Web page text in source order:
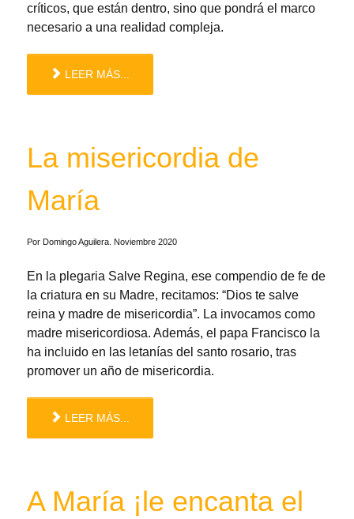
críticos, que están dentro, sino que pondrá el marco
necesario a una realidad compleja.
LEER MÁS...
La misericordia de
María
Por Domingo Aguilera. Noviembre 2020
En la plegaria Salve Regina, ese compendio de fe de
la criatura en su Madre, recitamos: “Dios te salve
reina y madre de misericordia”. La invocamos como
madre misericordiosa. Además, el papa Francisco la
ha incluido en las letanías del santo rosario, tras
promover un año de misericordia.
LEER MÁS...
A María ¡le encanta el